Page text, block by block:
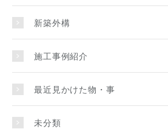
新築外構
施工事例紹介
最近見かけた物・事
未分類